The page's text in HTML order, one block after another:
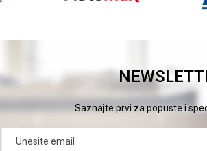
Saznajte prvi za popuste i